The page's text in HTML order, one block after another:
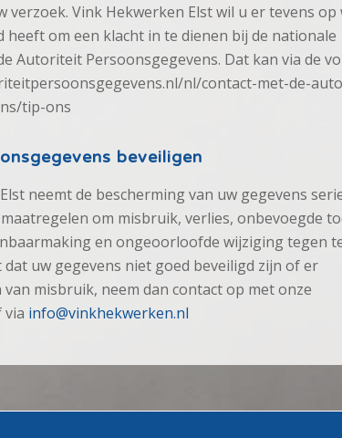
verzoek. Vink Hekwerken Elst wil u er tevens op
heeft om een klacht in te dienen bij de nationale
Autoriteit Persoonsgegevens. Dat kan via de
nl/contact-met-de-
tip-ons
beveiligen
neemt de bescherming van uw gegevens
om misbruik, verlies, onbevoegde
en ongeoorloofde wijziging tegen
uw gegevens niet goed beveiligd zijn of er
misbruik, neem dan contact op met onze
via info@vinkhekwerken.nl